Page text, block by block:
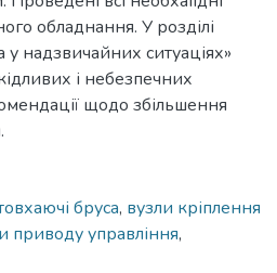
обладнання. У розділі
надзвичайних ситуаціях»
і небезпечних
щодо збільшення
бруса, вузли кріплення
приводу управління,